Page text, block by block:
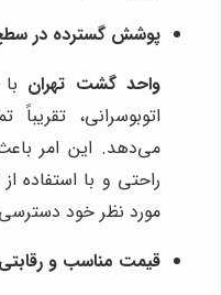
پوشش گسترده در
واحد گشت تهران
اتوبوسرانی،
می‌دهد. این امر
راحتی و با استفاده
مورد نظر خود دسترسی
قیمت مناسب و